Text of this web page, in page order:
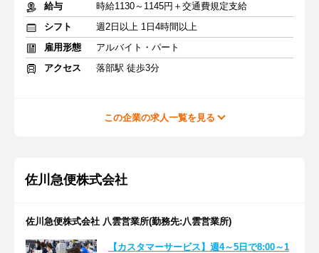
給与
時給1130～1145円＋交通費規定支給
シフト
週2日以上 1日4時間以上
雇用形態
アルバイト・パート
アクセス
落部駅 徒歩3分
この企業の求人一覧を見る
佐川急便株式会社
佐川急便株式会社 八雲営業所(勤務先:八雲営業所)
【カスタマーサービス】週4～5日で8:00～1